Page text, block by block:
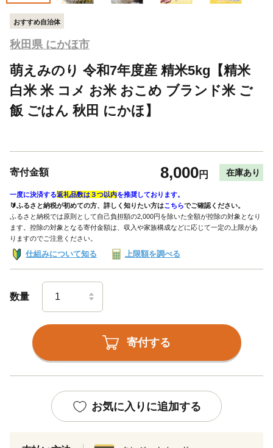
おすすめ自治体
秋田県 にかほ市
萌えみのり 令和7年度産 精米5kg【精米
白米 米 コメ お米 おこめ ブランド米 ご
飯 ごはん 秋田 にかほ】
寄付金額 8,000円 在庫あり
一度に決済する返礼品数は３つ以内を推奨しております。
🔰ふるさと納税が初めての方、詳しく知りたい方はこちらでご確認ください。
ふるさと納税では原則として自己負担額の2,000円を除いた全額が控除の対象となり
ます。控除の対象となる寄付金額は、収入や家族構成などに応じて一定の上限があ
りますのでご注意ください。
仕組みについて知る 上限額を調べる
数量
寄付する
お気に入りに追加する